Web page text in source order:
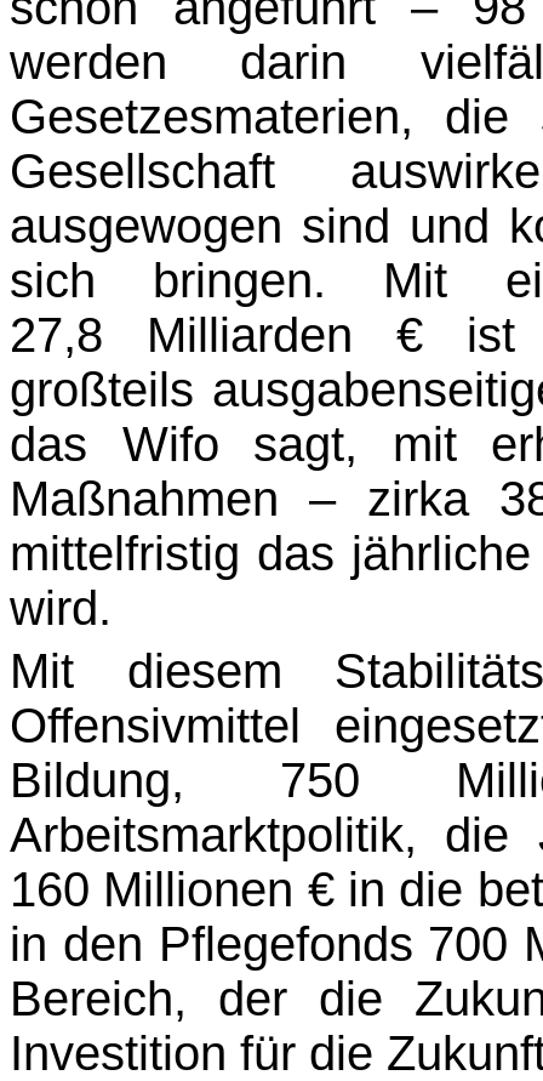
werden darin
Gesetzesmaterien,
Gesellschaft
ausgewogen sind und
sich bringen. Mit
27,8 Milliarden € ist
großteils
das Wifo sagt, mit
Maßnahmen – zirka
mittelfristig das
wird.
Mit diesem
Offensivmittel
Bildung, 750
Arbeitsmarktpolitik, die
160 Millionen € in die
in den Pflege­fonds 700
Bereich, der die
Investition für die